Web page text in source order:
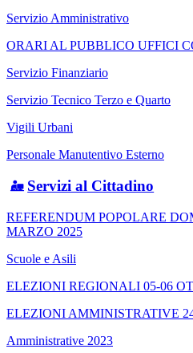
Servizio Amministrativo
ORARI AL PUBBLICO UFFICI
Servizio Finanziario
Servizio Tecnico Terzo e Quarto
Vigili Urbani
Personale Manutentivo Esterno
Servizi al Cittadino
REFERENDUM POPOLARE
MARZO 2025
Scuole e Asili
ELEZIONI REGIONALI 05-06
ELEZIONI AMMINISTRATIVE
Amministrative 2023